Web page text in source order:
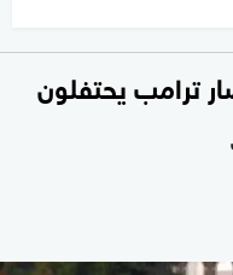
ترامب يحتفلون